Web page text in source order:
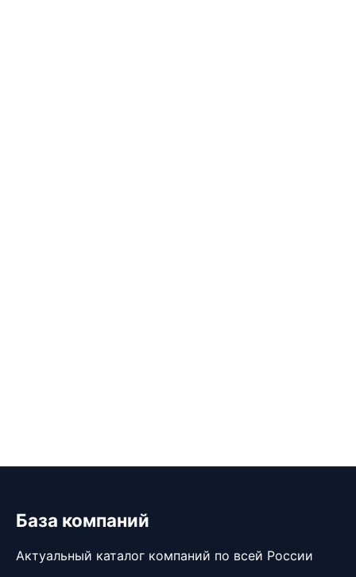
База компаний
Актуальный каталог компаний по всей России